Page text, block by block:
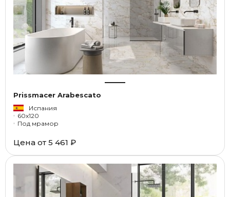
Prissmacer Arabescato
Испания
60x120
Под мрамор
Цена от 5 461 ₽